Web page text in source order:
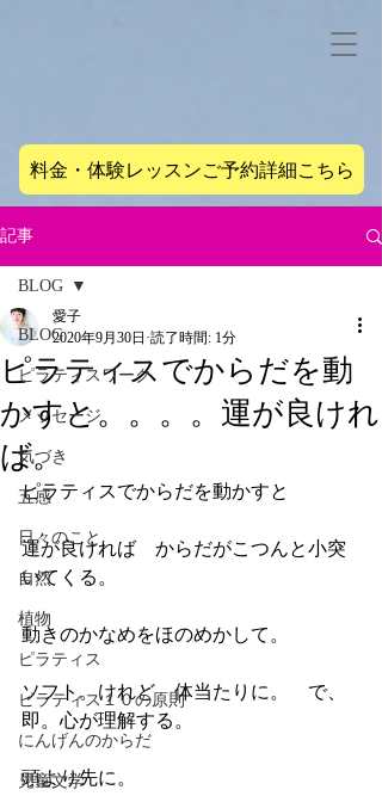
料金・体験レッスンご予約詳細こちら
記事
BLOG
ピラティスワーク
メッセージ
気づき
五感
日々のこと
自然
植物
ピラティス
ピラティス１０の原則
にんげんのからだ
児童文学
BLOG
ピラティスでからだを動
かすと。。。。運が良けれ
ば。
愛子
2020年9月30日 読了時間: 1分
ピラティスでからだを動かすと
運が良ければ　からだがこつんと小突
いてくる。
動きのかなめをほのめかして。
ソフト。けれど　体当たりに。　で、
即。心が理解する。
頭より先に。